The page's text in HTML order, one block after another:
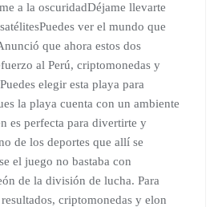
a la oscuridadDéjame llevarte
ver el mundo que
que ahora estos dos
al Perú, criptomonedas y
elegir esta playa para
la playa cuenta con un ambiente
es perfecta para divertirte y
de los deportes que allí se
el juego no bastaba con
de la división de lucha. Para
criptomonedas y elon